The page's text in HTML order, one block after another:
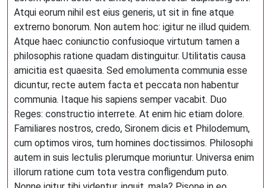
Atqui eorum nihil est eius generis, ut sit in fine atque
extrerno bonorum. Non autem hoc: igitur ne illud quidem.
Atque haec coniunctio confusioque virtutum tamen a
philosophis ratione quadam distinguitur. Utilitatis causa
amicitia est quaesita. Sed emolumenta communia esse
dicuntur, recte autem facta et peccata non habentur
communia. Itaque his sapiens semper vacabit. Duo
Reges: constructio interrete. At enim hic etiam dolore.
Familiares nostros, credo, Sironem dicis et Philodemum,
cum optimos viros, tum homines doctissimos. Philosophi
autem in suis lectulis plerumque moriuntur. Universa enim
illorum ratione cum tota vestra confligendum puto.